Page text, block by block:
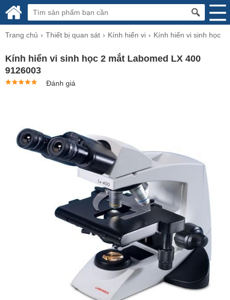
Trang chủ Thiết bị quan sát Kính hiển vi Kính hiển vi sinh học
Kính hiển vi sinh học 2 mắt Labomed LX 400
9126003
Đánh giá